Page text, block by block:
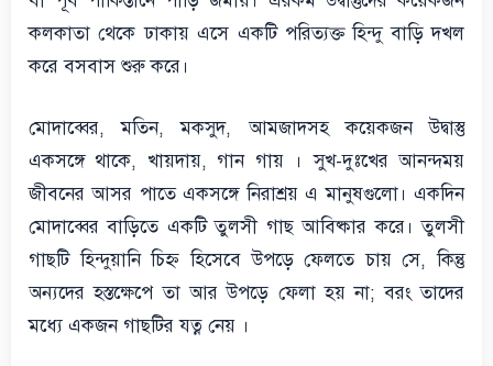
কলকাতা থেকে ঢাকায় এসে একটি পরিত্যক্ত হিন্দু বাড়ি দখল
করে বসবাস শুরু করে।
মোদাব্বের, মতিন, মকসুদ, আমজাদসহ কয়েকজন উদ্বাস্তু
একসঙ্গে থাকে, খায়দায়, গান গায় । সুখ-দুঃখের আনন্দময়
জীবনের আসর পাতে একসঙ্গে নিরাশ্রয় এ মানুষগুলো। একদিন
মোদাব্বের বাড়িতে একটি তুলসী গাছ আবিষ্কার করে। তুলসী
গাছটি হিন্দুয়ানি চিহ্ন হিসেবে উপড়ে ফেলতে চায় সে, কিন্তু
অন্যদের হস্তক্ষেপে তা আর উপড়ে ফেলা হয় না; বরং তাদের
মধ্যে একজন গাছটির যত্ন নেয় ।